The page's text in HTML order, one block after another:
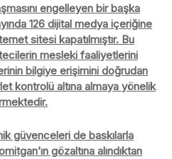
engelleyen bir başka
126 dijital medya içeriğine
sitesi kapatılmıştır. Bu
mesleki faaliyetlerini
bilgiye erişimini doğrudan
kontrolü altına almaya yönelik
güvenceleri de baskılarla
gözaltına alındıktan